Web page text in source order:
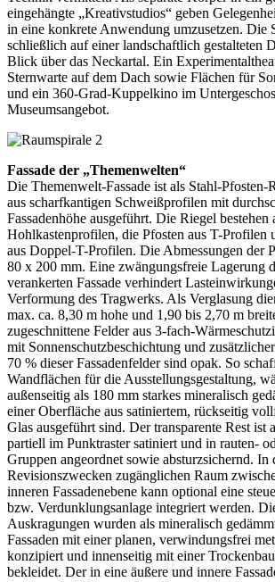
eingehängte „Kreativstudios“ geben
in eine konkrete Anwendung umzusetzen. Die
schließlich auf einer landschaftlich gestalteten
Blick über das Neckartal. Ein
Sternwarte auf dem Dach sowie Flächen für
und ein 360-Grad-Kuppelkino im
Museumsangebot.
Fassade der „Themenwelten“
Die Themenwelt-Fassade ist als Stahl-
aus scharfkantigen Schweißprofilen mit
Fassadenhöhe ausgeführt. Die Riegel bestehen
Hohlkastenprofilen, die Pfosten aus T-Profilen
aus Doppel-T-Profilen. Die Abmessungen der
80 x 200 mm. Eine zwängungsfreie Lagerung
verankerten Fassade verhindert
Verformung des Tragwerks. Als Verglasung
max. ca. 8,30 m hohe und 1,90 bis 2,70 m
zugeschnittene Felder aus 3-fach-
mit Sonnenschutzbeschichtung und
70 % dieser Fassadenfelder sind opak. So
Wandflächen für die Ausstellungsgestaltung,
außenseitig als 180 mm starkes mineralisch
einer Oberfläche aus satiniertem, rückseitig
Glas ausgeführt sind. Der transparente Rest ist
partiell im Punktraster satiniert und in rauten-
Gruppen angeordnet sowie absturzsichernd. In
Revisionszwecken zugänglichen Raum
inneren Fassadenebene kann optional eine
bzw. Verdunklungsanlage integriert werden.
Auskragungen wurden als mineralisch
Fassaden mit einer planen, verwindungsfrei
konzipiert und innenseitig mit einer
bekleidet. Der in eine äußere und innere